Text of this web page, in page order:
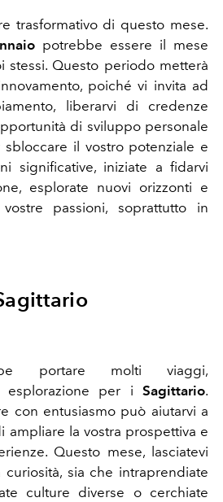
trasformativo di questo mese.
potrebbe essere il mese
stessi. Questo periodo metterà
poiché vi invita ad
liberarvi di credenze
di sviluppo personale
sbloccare il vostro potenziale e
significative, iniziate a fidarvi
esplorate nuovi orizzonti e
passioni, soprattutto in
portare molti viaggi,
esplorazione per i Sagittario.
con entusiasmo può aiutarvi a
ampliare la vostra prospettiva e
Questo mese, lasciatevi
sia che intraprendiate
culture diverse o cerchiate